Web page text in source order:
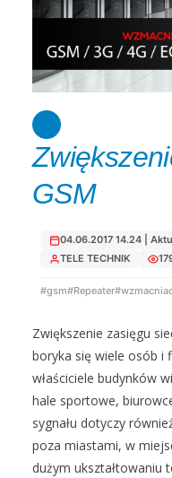
GSM
04.06.2017 14.24 |
TELE TECHNIK
#gsm#Repeater
Zwiększenie zasięgu
boryka się wiele osób i
właściciele budynków
hale sportowe,
sygnału dotyczy
poza miastami, w
dużym ukształtowaniu